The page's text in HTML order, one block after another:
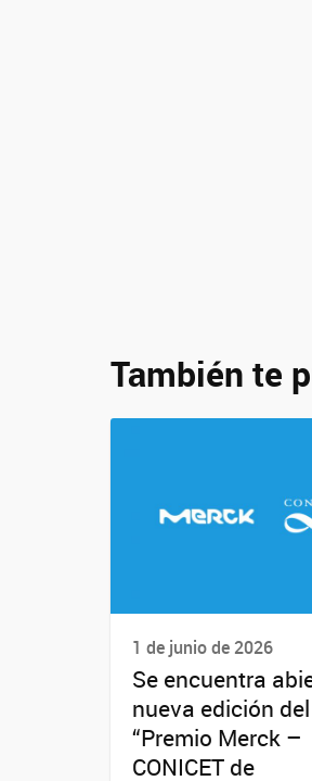
También te
1 de junio de 2026
Se encuentra
nueva edición del
“Premio Merck –
CONICET de